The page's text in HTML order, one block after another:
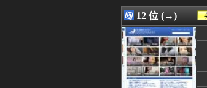
08/08 19:21
08/08 19:20
08/08 19:20
08/08 19:20
08/08 19:20
08/08 19:19
08/08 19:19
12 位 (→)